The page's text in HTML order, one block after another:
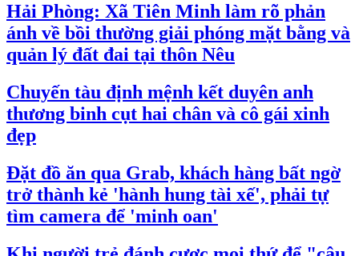
Hải Phòng: Xã Tiên Minh làm rõ phản
ánh về bồi thường giải phóng mặt bằng và
quản lý đất đai tại thôn Nêu
Chuyến tàu định mệnh kết duyên anh
thương binh cụt hai chân và cô gái xinh
đẹp
Đặt đồ ăn qua Grab, khách hàng bất ngờ
trở thành kẻ 'hành hung tài xế', phải tự
tìm camera để 'minh oan'